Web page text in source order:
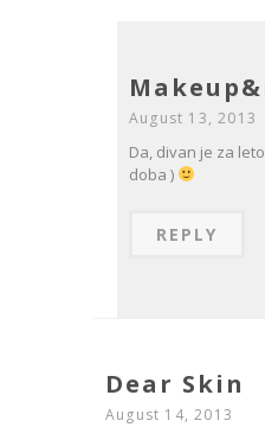
August 13, 2013
Da, divan je za
doba )
REPLY
Dear Skin
August 14, 2013